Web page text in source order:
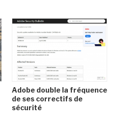
Adobe double la fréquence
de ses correctifs de
sécurité